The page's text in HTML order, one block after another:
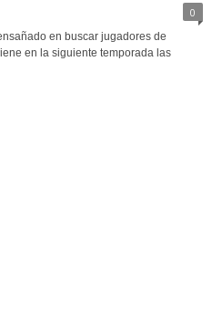
0
en buscar jugadores de
en la siguiente temporada las